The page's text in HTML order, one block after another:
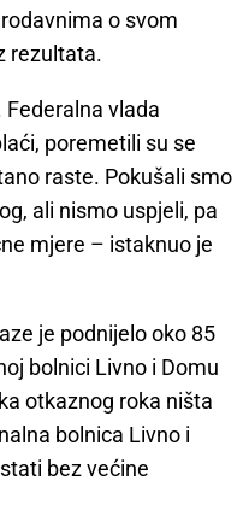
o svom
rezultata.
vlada
poremetili su se
raste. Pokušali smo
ali nismo uspjeli, pa
mjere – istaknuo je
je podnijelo oko 85
bolnici Livno i Domu
otkaznog roka ništa
bolnica Livno i
bez većine